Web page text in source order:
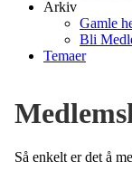
Arkiv
Gamle
Bli
Temaer
Så enkelt er det å